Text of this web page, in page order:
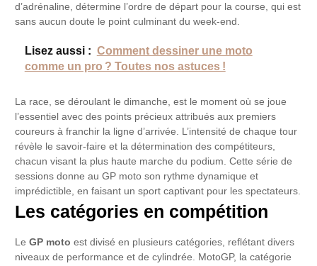
d’adrénaline, détermine l’ordre de départ pour la course, qui est
sans aucun doute le point culminant du week-end.
Lisez aussi : Comment dessiner une moto
comme un pro ? Toutes nos astuces !
La race, se déroulant le dimanche, est le moment où se joue
l’essentiel avec des points précieux attribués aux premiers
coureurs à franchir la ligne d’arrivée. L’intensité de chaque tour
révèle le savoir-faire et la détermination des compétiteurs,
chacun visant la plus haute marche du podium. Cette série de
sessions donne au GP moto son rythme dynamique et
imprédictible, en faisant un sport captivant pour les spectateurs.
Les catégories en compétition
LeGP moto est divisé en plusieurs catégories, reflétant divers
niveaux de performance et de cylindrée. MotoGP, la catégorie